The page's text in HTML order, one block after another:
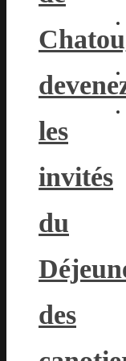
les
invités
du
des